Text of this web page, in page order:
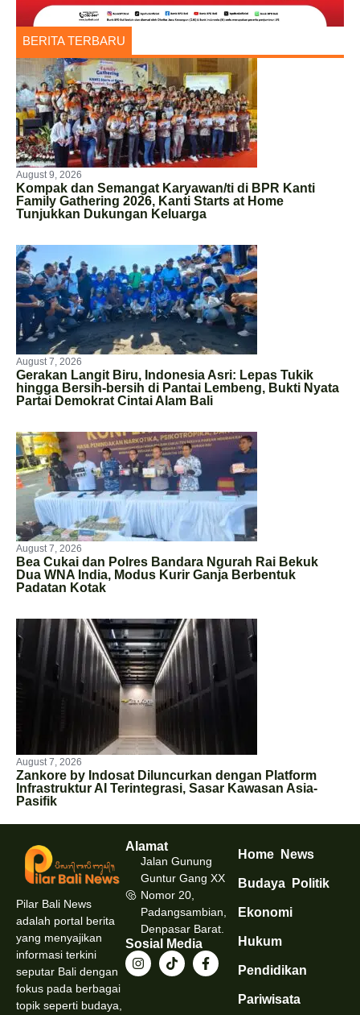
BERITA TERBARU
August 9, 2026
Kompak dan Semangat Karyawan/ti di BPR Kanti
Family Gathering 2026, Kanti Starts at Home
Tunjukkan Dukungan Keluarga
August 7, 2026
Gerakan Langit Biru, Indonesia Asri: Lepas Tukik
hingga Bersih-bersih di Pantai Lembeng, Bukti Nyata
Partai Demokrat Cintai Alam Bali
August 7, 2026
Bea Cukai dan Polres Bandara Ngurah Rai Bekuk
Dua WNA India, Modus Kurir Ganja Berbentuk
Padatan Kotak
August 7, 2026
Zankore by Indosat Diluncurkan dengan Platform
Infrastruktur AI Terintegrasi, Sasar Kawasan Asia-
Pasifik
Pilar Bali News
adalah portal berita
yang menyajikan
informasi terkini
seputar Bali dengan
fokus pada berbagai
topik seperti budaya,
Alamat
Jalan Gunung
Guntur Gang XX
Nomor 20,
Padangsambian,
Denpasar Barat.
Sosial Media
Home News
Budaya Politik
Ekonomi
Hukum
Pendidikan
Pariwisata